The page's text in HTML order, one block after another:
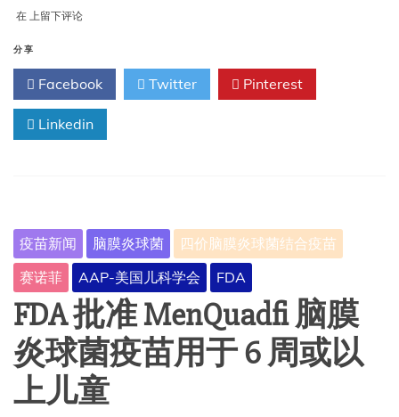
在 两
关
键
委
员
会
如
国
的
免
疫
政
上留下评论
分享
Facebook Twitter Pinterest
Linkedin
疫苗新闻 脑膜炎球菌
四价脑膜炎球菌结合疫苗
赛诺菲
AAP-美国儿科学会 FDA
FDA 批准 MenQuadfi 脑膜
炎球菌疫苗用于 6 周或以
上儿童